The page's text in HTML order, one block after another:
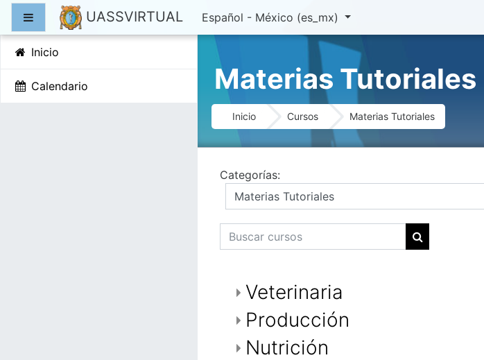
Pánel lateralUASSVIRTUAL Español - México ‎(es_mx)‎
Materias Tutoriales
Inicio Cursos Materias Tutoriales
Categorías:
Buscar cursos
Buscar cursos
Veterinaria
Producción
Nutrición
Inicio
Calendario